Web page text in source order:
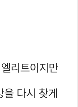
리트이지만
다시 찾게